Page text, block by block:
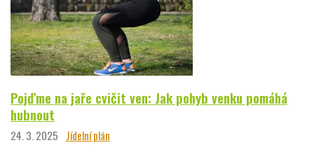
Pojďme na jaře cvičit ven: Jak pohyb venku pomáhá
hubnout
24. 3. 2025 Jídelní plán